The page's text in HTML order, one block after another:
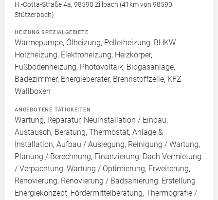
H.-Cotta-Straße 4a, 98590 Zillbach (41km von 98590
Stützerbach)
HEIZUNG SPEZIALGEBIETE
Wärmepumpe, Ölheizung, Pelletheizung, BHKW,
Holzheizung, Elektroheizung, Heizkörper,
Fußbodenheizung, Photovoltaik, Biogasanlage,
Badezimmer, Energieberater, Brennstoffzelle, KFZ
Wallboxen
ANGEBOTENE TÄTIGKEITEN
Wartung, Reparatur, Neuinstallation / Einbau,
Austausch, Beratung, Thermostat, Anlage &
Installation, Aufbau / Auslegung, Reinigung / Wartung,
Planung / Berechnung, Finanzierung, Dach Vermietung
/ Verpachtung, Wartung / Optimierung, Erweiterung,
Renovierung, Renovierung / Badsanierung, Erstellung
Energiekonzept, Fördermittelberatung, Thermografie /